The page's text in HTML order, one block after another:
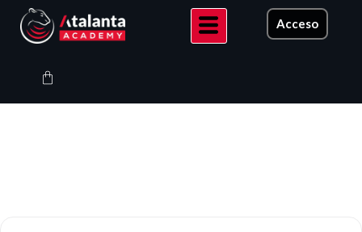
contenido
Acceso
Carrito